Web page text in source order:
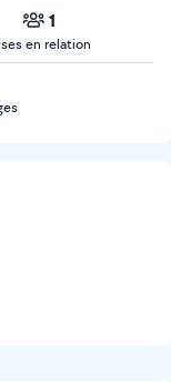
1
en relation